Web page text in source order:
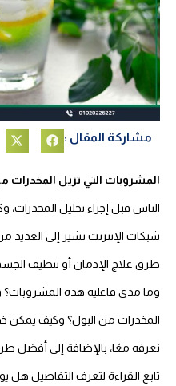
مشاركة المقال :
المشروبات التي تزيل المخدرات
الناس قبل إجراء تحليل المخدرات،
شبكات الإنترنت تشير إلى
طرق علاج الإدمان أو تنظيف
وما مدى فاعلية هذه
المخدرات من البول؟ وكيف يمكن
نعرفه معًا، بالإضافة إلى أفضل
تابع القراءة لتعرف التفاصيل